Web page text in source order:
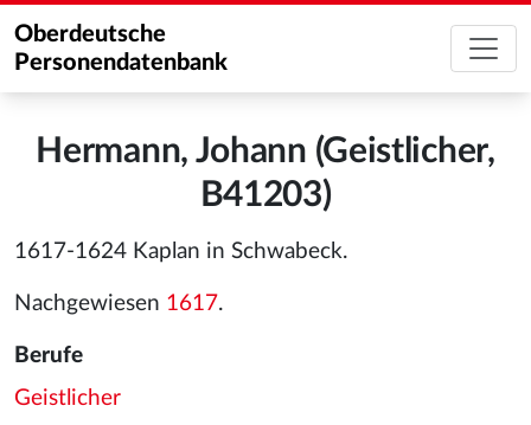
Oberdeutsche
Personendatenbank
Hermann, Johann (Geistlicher,
B41203)
1617-1624 Kaplan in Schwabeck.
Nachgewiesen 1617.
Berufe
Geistlicher